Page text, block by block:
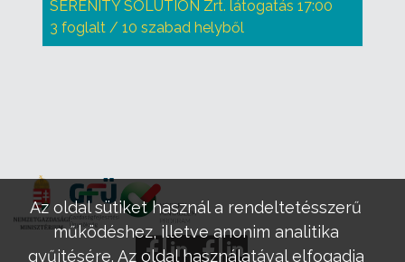
SERENITY SOLUTION Zrt. látogatás 17:00
3 foglalt / 10 szabad helyből
Az oldal sütiket használ a rendeltetésszerű
működéshez, illetve anonim analitika
gyűjtésére. Az oldal használatával elfogadja